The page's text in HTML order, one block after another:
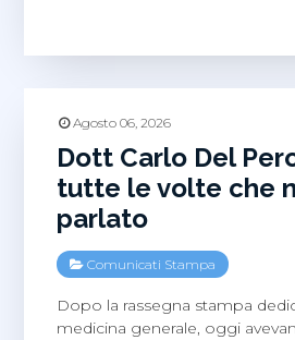
diritto
familiare
Agosto 06, 2026
Dott Carlo Del
tutte le volte che
parlato
Comunicati Stampa
Dopo la rassegna stampa
medicina generale, oggi